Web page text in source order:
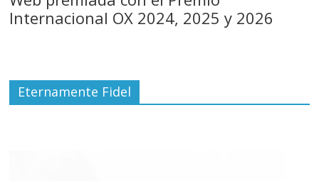
Internacional OX 2024, 2025 y 2026
Eternamente Fidel